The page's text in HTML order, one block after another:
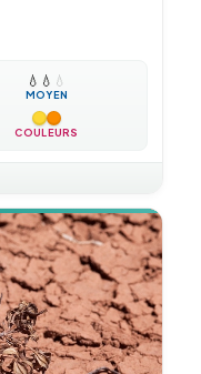
💧 💧 💧
MOYEN
COULEURS